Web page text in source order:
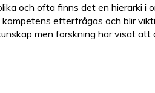
och ofta finns det en hierarki
efterfrågas och blir
men forskning har visat